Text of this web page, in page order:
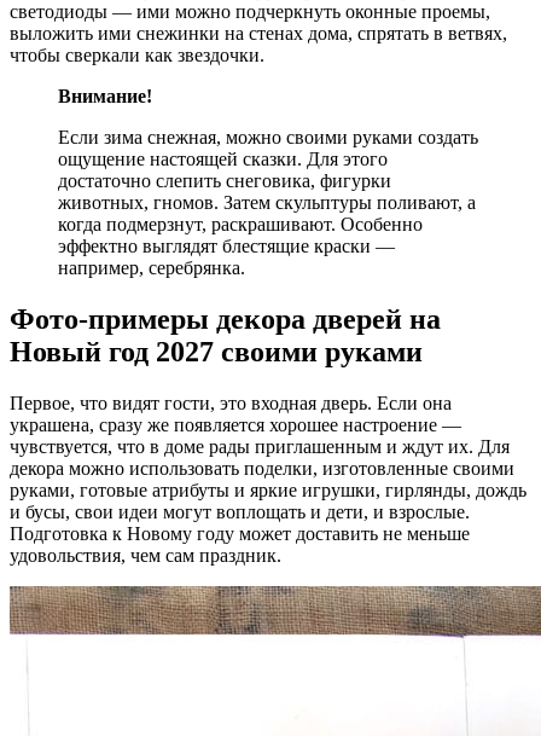
светодиоды — ими можно подчеркнуть оконные проемы,
выложить ими снежинки на стенах дома, спрятать в ветвях,
чтобы сверкали как звездочки.
Внимание!
Если зима снежная, можно своими руками создать
ощущение настоящей сказки. Для этого
достаточно слепить снеговика, фигурки
животных, гномов. Затем скульптуры поливают, а
когда подмерзнут, раскрашивают. Особенно
эффектно выглядят блестящие краски —
например, серебрянка.
Фото-примеры декора дверей на
Новый год 2027 своими руками
Первое, что видят гости, это входная дверь. Если она
украшена, сразу же появляется хорошее настроение —
чувствуется, что в доме рады приглашенным и ждут их. Для
декора можно использовать поделки, изготовленные своими
руками, готовые атрибуты и яркие игрушки, гирлянды, дождь
и бусы, свои идеи могут воплощать и дети, и взрослые.
Подготовка к Новому году может доставить не меньше
удовольствия, чем сам праздник.